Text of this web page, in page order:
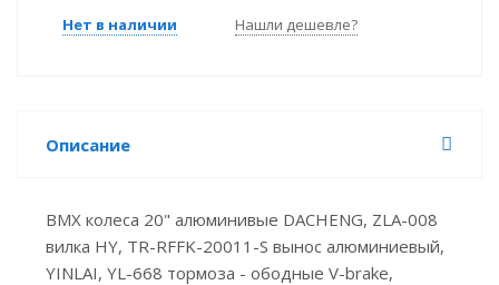
Нет в наличии Нашли дешевле?
Описание
BMX колеса 20" алюминивые DACHENG, ZLA-008
вилка HY, TR-RFFK-20011-S вынос алюминиевый,
YINLAI, YL-668 тормоза - ободные V-brake,